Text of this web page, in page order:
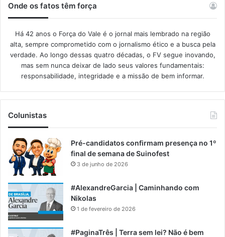
Onde os fatos têm força
Há 42 anos o Força do Vale é o jornal mais lembrado na região
alta, sempre comprometido com o jornalismo ético e a busca pela
verdade. Ao longo dessas quatro décadas, o FV segue inovando,
mas sem nunca deixar de lado seus valores fundamentais:
responsabilidade, integridade e a missão de bem informar.​
Colunistas
Pré-candidatos confirmam presença no 1º
final de semana de Suinofest
3 de junho de 2026
#AlexandreGarcia | Caminhando com
Nikolas
1 de fevereiro de 2026
#PaginaTrês | Terra sem lei? Não é bem